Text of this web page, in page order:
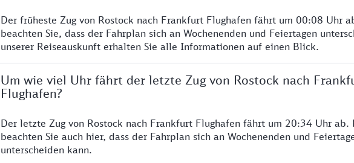
Der früheste Zug von Rostock nach Frankfurt Flughafen fährt um 00:08 Uhr
beachten Sie, dass der Fahrplan sich an Wochenenden und Feiertagen
unserer Reiseauskunft erhalten Sie alle Informationen auf einen Blick.
Um wie viel Uhr fährt der letzte Zug von Rostock nach
Flughafen?
Der letzte Zug von Rostock nach Frankfurt Flughafen fährt um 20:34 Uhr ab.
beachten Sie auch hier, dass der Fahrplan sich an Wochenenden und
unterscheiden kann.